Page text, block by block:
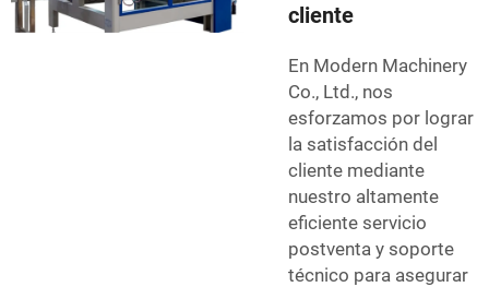
cliente
En Modern Machinery
Co., Ltd., nos
esforzamos por lograr
la satisfacción del
cliente mediante
nuestro altamente
eficiente servicio
postventa y soporte
técnico para asegurar